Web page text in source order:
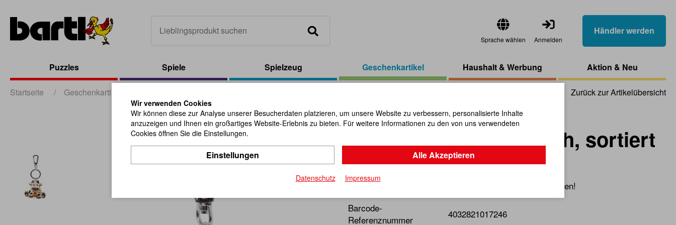
Sprache wählen Anmelden
Händler werden
Puzzles Spiele Spielzeug Geschenkartikel Haushalt & Werbung Aktion & Neu
Startseite / Geschenkartikel Zurück zur Artikelübersicht
Schlüsselanhänger Kuh, sortiert
Artikel-Nr.:110092
Ein Mitbringsel zur rechten Zeit kann immer Freude bereiten!
Barcode-
Referenznummer
4032821017246
Wir verwenden Cookies
Wir können diese zur Analyse unserer Besucherdaten platzieren, um unsere Website zu verbessern, personalisierte Inhalte
anzuzeigen und Ihnen ein großartiges Website-Erlebnis zu bieten. Für weitere Informationen zu den von uns verwendeten
Cookies öffnen Sie die Einstellungen.
Einstellungen Alle Akzeptieren
Datenschutz Impressum